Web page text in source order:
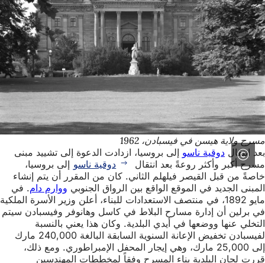
مسرح ولاية هيسن في فيسبادن، 1962
بعد انتقال دوقية ناسو إلى بروسيا، ازدادت الدعوة إلى تشييد مبنى
مسرح أكبر وأكثر روعةً بعد انتقال
دوقية ناسو إلى بروسيا،
خاصةً من قبل القيصر فيلهلم الثاني. كان من المقرر أن يتم إنشاء
المبنى الجديد في الموقع الواقع بين الرواق الجنوبي ووارم دام. في
مايو 1892، في منتصف الاستعدادات للبناء، أعلن وزير الأسرة الملكية
في برلين أن إدارة مسارح البلاط في كاسل وهانوفر وفيسبادن سيتم
التخلي عنها ووضعها في أيدي البلدية. وكان هذا يعني بالنسبة
لفيسبادن تخفيض الإعانة السنوية السابقة البالغة 240,000 مارك
إلى 25,000 مارك، وهي إيجار المحفل الإمبراطوري. ومع ذلك،
قررت لجان البلدية بناء المسرح وفقاً لمخططات المهندسين